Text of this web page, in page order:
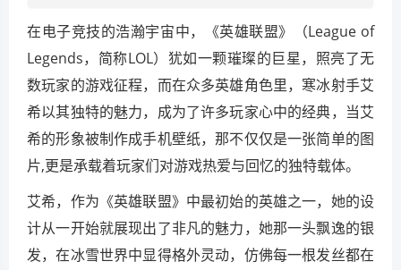
在电子竞技的浩瀚宇宙中，《英雄联盟》（League of
Legends，简称LOL）犹如一颗璀璨的巨星，照亮了无
数玩家的游戏征程，而在众多英雄角色里，寒冰射手艾
希以其独特的魅力，成为了许多玩家心中的经典，当艾
希的形象被制作成手机壁纸，那不仅仅是一张简单的图
片,更是承载着玩家们对游戏热爱与回忆的独特载体。
艾希，作为《英雄联盟》中最初始的英雄之一，她的设
计从一开始就展现出了非凡的魅力，她那一头飘逸的银
发，在冰雪世界中显得格外灵动，仿佛每一根发丝都在